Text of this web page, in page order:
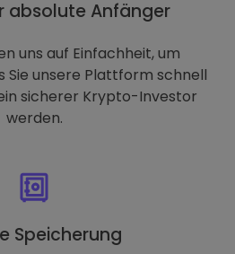
absolute Anfänger
uns auf Einfachheit, um
Sie unsere Plattform schnell
sicherer Krypto-Investor
werden.
Speicherung